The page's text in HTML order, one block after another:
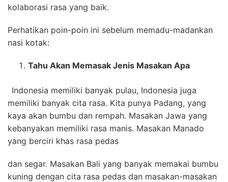
kolaborasi rasa yang baik.
Perhatikan poin-poin ini sebelum memadu-madankan
nasi kotak:
Tahu Akan Memasak Jenis Masakan Apa
Indonesia memiliki banyak pulau, Indonesia juga
memiliki banyak cita rasa. Kita punya Padang, yang
kaya akan bumbu dan rempah. Masakan Jawa yang
kebanyakan memiliki rasa manis. Masakan Manado
yang berciri khas rasa pedas
dan segar. Masakan Bali yang banyak memakai bumbu
kuning dengan cita rasa pedas dan masakan-masakan